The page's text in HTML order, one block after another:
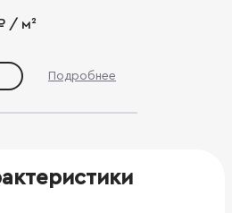
/ м²
Подробнее